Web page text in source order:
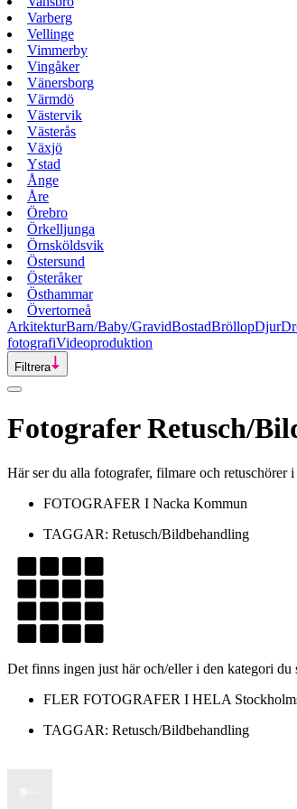
Varberg
Vellinge
Vimmerby
Vingåker
Vänersborg
Värmdö
Västervik
Västerås
Växjö
Ystad
Ånge
Åre
Örebro
Örkelljunga
Örnsköldsvik
Östersund
Österåker
Östhammar
Övertorneå
ArkitekturBarn/Baby/GravidBostadBröllopDjur
fotografiVideoproduktion
Filtrera
FotograferRetusch/
Här ser du alla fotografer, filmare och
FOTOGRAFER I Nacka Kommun
TAGGAR: Retusch/Bildbehandling
Det finns ingen just här och/eller i den kategori
FLER FOTOGRAFER I HELA
TAGGAR: Retusch/Bildbehandling